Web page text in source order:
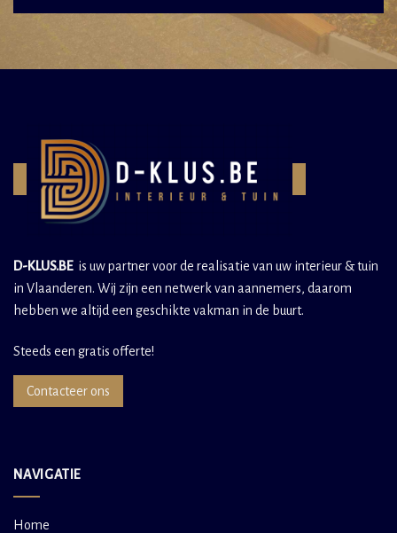
D-KLUS.BEis uw partner voor de realisatie van uw interieur & tuin
in Vlaanderen. Wij zijn een netwerk van aannemers, daarom
hebben we altijd een geschikte vakman in de buurt.
Steeds een gratis offerte!
Contacteer ons
NAVIGATIE
Home